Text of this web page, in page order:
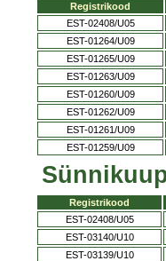
Registrikood
EST-02408/U05
EST-01264/U09
EST-01265/U09
EST-01263/U09
EST-01260/U09
EST-01262/U09
EST-01261/U09
EST-01259/U09
Registrikood
EST-02408/U05
EST-03140/U10
EST-03139/U10